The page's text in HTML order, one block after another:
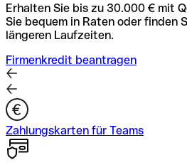
Erhalten Sie bis zu 30.000 € mit
Sie bequem in Raten oder finden
längeren Laufzeiten.
Firmenkredit beantragen
Zahlungskarten für Teams